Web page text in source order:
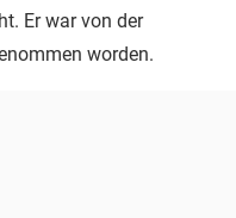
Er war von der
worden.